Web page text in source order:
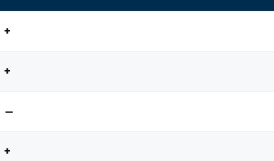
+
+
—
+